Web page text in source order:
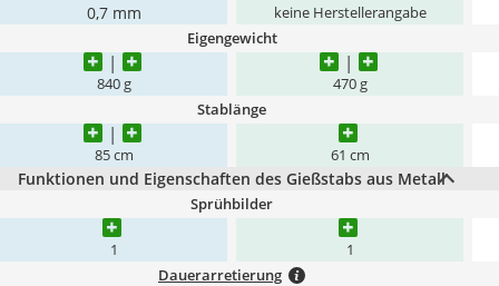
0,7 mm keine Herstellerangabe
Eigengewicht
840 g 470 g
Stablänge
85 cm 61 cm
Funktionen und Eigenschaften des Gießstabs aus Metall
Sprühbilder
1 1
Dauerarretierung